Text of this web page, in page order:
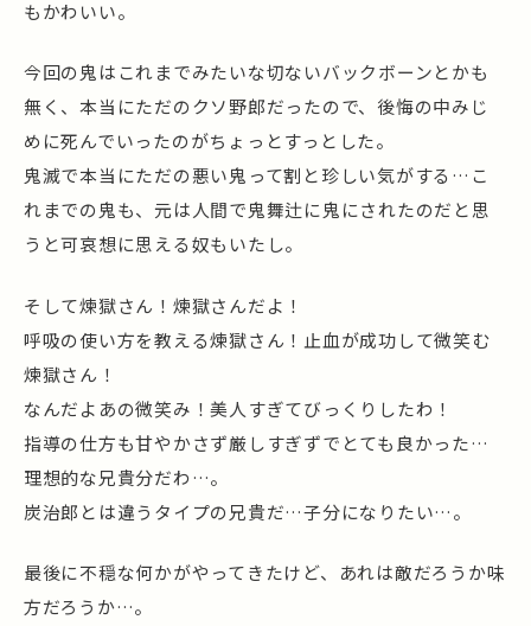
もかわいい。
今回の鬼はこれまでみたいな切ないバックボーンとかも
無く、本当にただのクソ野郎だったので、後悔の中みじ
めに死んでいったのがちょっとすっとした。
鬼滅で本当にただの悪い鬼って割と珍しい気がする…こ
れまでの鬼も、元は人間で鬼舞辻に鬼にされたのだと思
うと可哀想に思える奴もいたし。
そして煉獄さん！煉獄さんだよ！
呼吸の使い方を教える煉獄さん！止血が成功して微笑む
煉獄さん！
なんだよあの微笑み！美人すぎてびっくりしたわ！
指導の仕方も甘やかさず厳しすぎずでとても良かった…
理想的な兄貴分だわ…。
炭治郎とは違うタイプの兄貴だ…子分になりたい…。
最後に不穏な何かがやってきたけど、あれは敵だろうか味
方だろうか…。